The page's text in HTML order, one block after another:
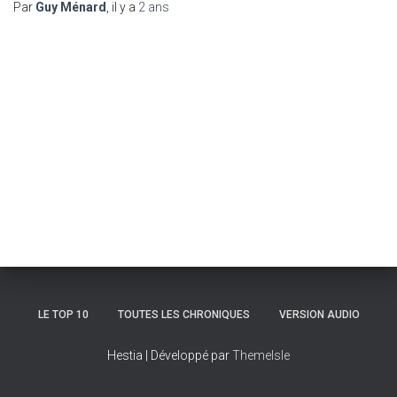
Par Guy Ménard , il y a 2 ans
LE TOP 10 TOUTES LES CHRONIQUES VERSION AUDIO
Hestia | Développé parThemeIsle